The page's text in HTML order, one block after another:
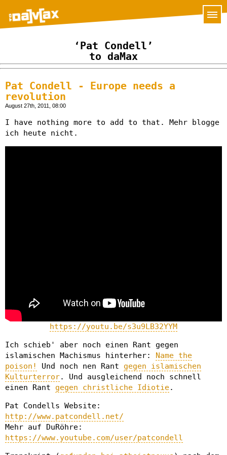
‘Pat Condell’
to daMax
Pat Condell - Europe needs a
revolution
August 27th, 2011, 08:00
I have nothing more to add to that. Mehr blogge
ich heute nicht.
https://youtu.be/s3u9LB32YYM
Ich schieb' aber noch einen Rant gegen
islamischen Machismus hinterher: Name the
poison!
Und noch nen Rant gegen islamischen
Kulturterror. Und ausgleichend noch schnell
einen Rant gegen christliche Idiotie.
Pat Condells Website:
http://www.patcondell.net/
Mehr auf DuRöhre:
https://www.youtube.com/user/patcondell